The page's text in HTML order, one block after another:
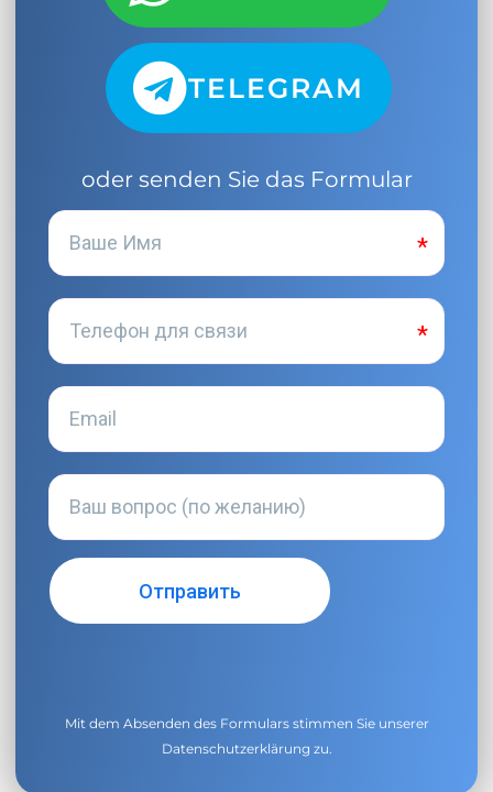
TELEGRAM
oder senden Sie das Formular
Mit dem Absenden des Formulars stimmen Sie unserer
Datenschutzerklärung zu.